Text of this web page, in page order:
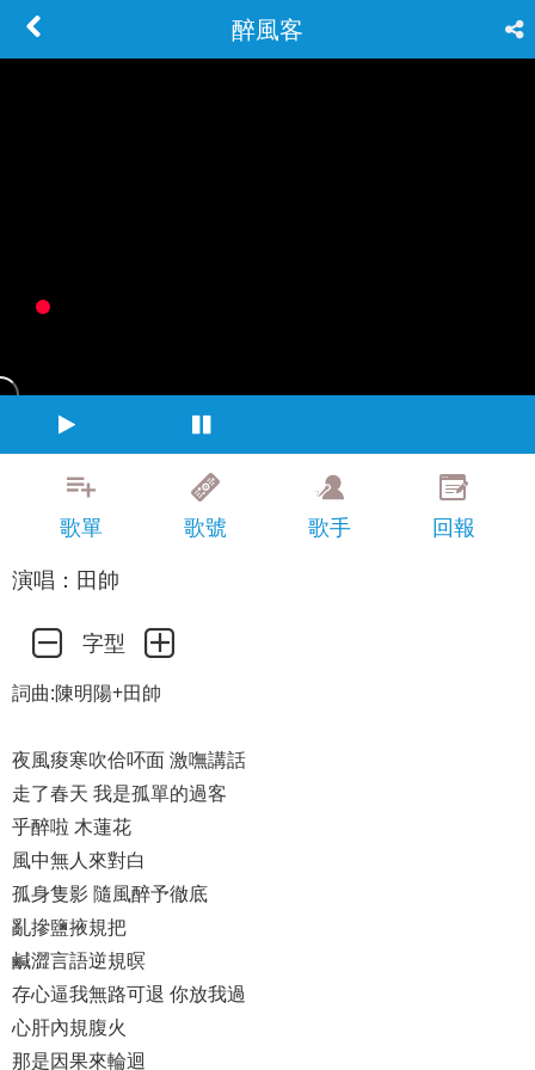
醉風客
歌單 歌號 歌手
回報
演唱：田帥
字型
詞曲:陳明陽+田帥
夜風痠寒吹佮吥面 激嘸講話
走了春天 我是孤單的過客
乎醉啦 木蓮花
風中無人來對白
孤身隻影 隨風醉予徹底
亂摻鹽掖規把
鹹澀言語逆規暝
存心逼我無路可退 你放我過
心肝內規腹火
那是因果來輪迴